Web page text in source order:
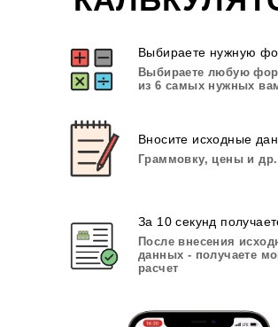
Выбираете нужную
Вносите исходные
За 10 секунд
Выбираете любую
из 6 самых нужных
После внесения
данных - получаете
расчет
Граммовку, цены и др.